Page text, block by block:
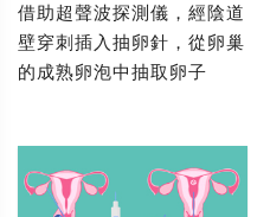
借助超聲波探測儀，經陰道
壁穿刺插入抽卵針，從卵巢
的成熟卵泡中抽取卵子